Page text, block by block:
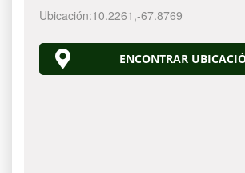
Ubicación:10.2261 ,-67.8770
ENCONTRAR